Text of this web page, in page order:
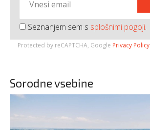
Seznanjem sem s splošnimi pogoji.
Protected by reCAPTCHA, Google Privacy Policy
Sorodne vsebine